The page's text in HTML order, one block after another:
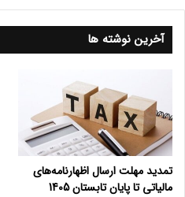
آخرین نوشته ها
تمدید مهلت ارسال اظهارنامه‌های
مالیاتی تا پایان تابستان 1405